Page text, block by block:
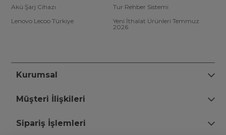
Akü Şarj Cihazı
Tur Rehber Sistemi
Lenovo Lecoo Türkiye
Yeni İthalat Ürünleri Temmuz
2026
Kurumsal
Müşteri İlişkileri
Sipariş İşlemleri